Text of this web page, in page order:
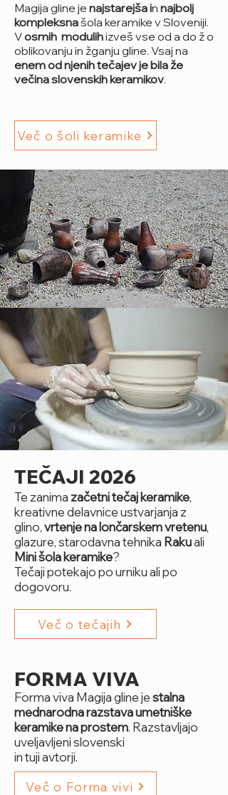
Magija gline je najstarejšain najbolj
kompleksnašola keramike v Sloveniji.
Vosmih modulihizveš vse od a do ž o
oblikovanju in žganju gline. Vsaj na
enem od njenih tečajev je bila že
večina slovenskih keramikov.
Več o šoli keramike
TEČAJI 2026
Te zanima začetni tečaj keramike,
kreativne delavnice ustvarjanja z
glino,vrtenje na lončarskem vretenu,
glazure, starodavna tehnika Rakuali
Mini šola keramike?
Tečaji potekajo po urniku ali po
dogovoru.
Več o tečajih
FORMA VIVA
Forma viva Magija gline jestalna
mednarodna razstava umetniške
keramike na prostem. Razstavljajo
uveljavljeni slovenski
in tuji avtorji.
Več o Forma vivi